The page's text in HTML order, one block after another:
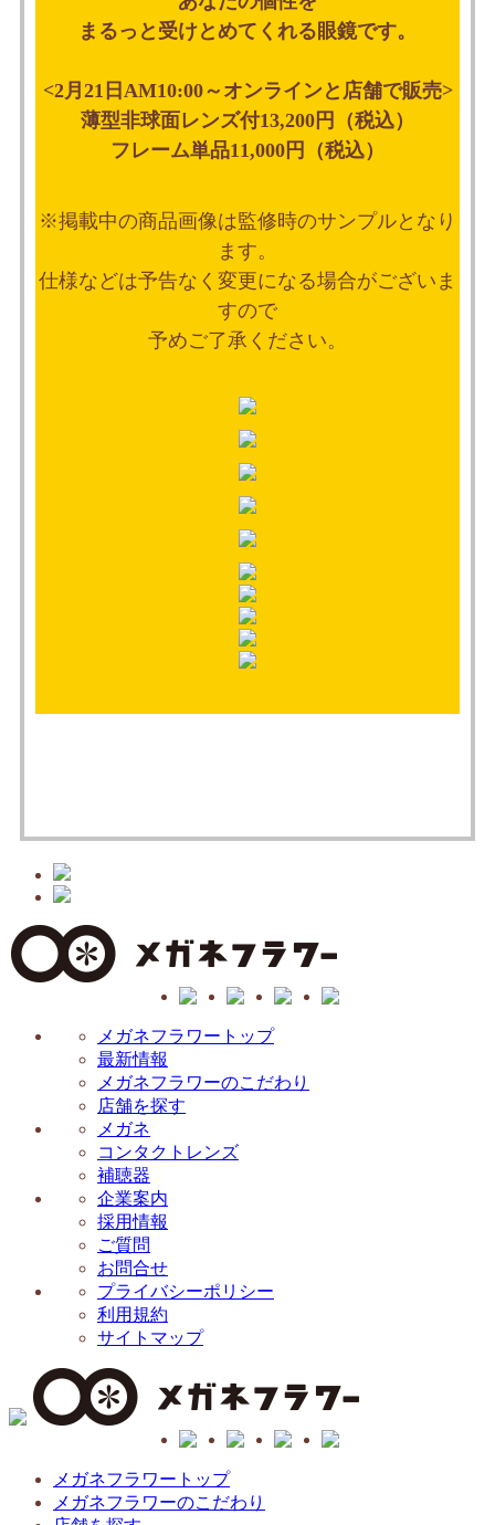
まるっと受けとめてくれる眼鏡です。
<2月21日AM10:00～オンラインと店舗で販売>
薄型非球面レンズ付13,200円（税込）
フレーム単品11,000円（税込）
※掲載中の商品画像は監修時のサンプルとなり
ます。
仕様などは予告なく変更になる場合がございま
すので
予めご了承ください。
メガネフラワートップ
最新情報
メガネフラワーのこだわり
店舗を探す
メガネ
コンタクトレンズ
補聴器
企業案内
採用情報
ご質問
お問合せ
プライバシーポリシー
利用規約
サイトマップ
メガネフラワートップ
メガネフラワーのこだわり